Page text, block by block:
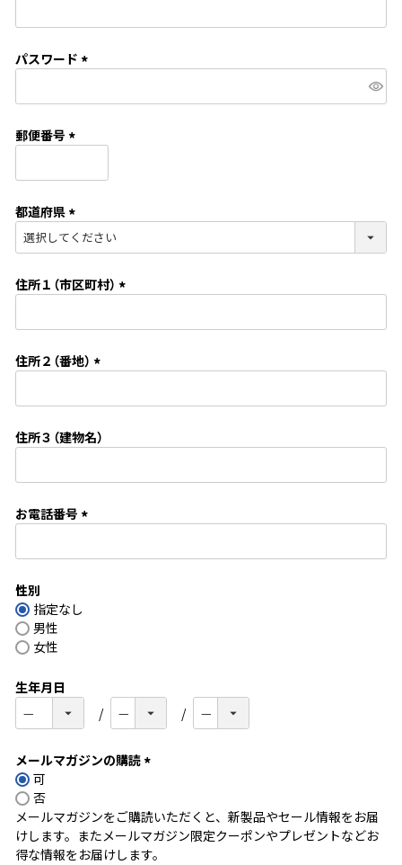
必
パスワード
必
郵便番号
必
)
都道府県
(
必
)
住所１（市区町村）
必
住所２（番地）
必
)
住所３（建物名）
お電話番号
必
性別
指定なし
男性
女性
生年月日
メールマガジンの購読
須
)
可
否
メールマガジンをご購読いただくと、新製品やセール情報をお届
けします。またメールマガジン限定クーポンやプレゼントなどお
得な情報をお届けします。